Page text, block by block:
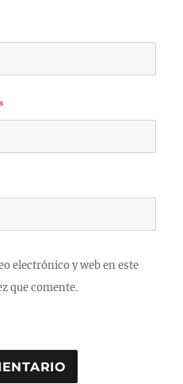
electrónico y web en este
que comente.